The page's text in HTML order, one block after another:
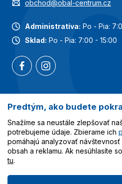
obchod@obal-centrum.cz
Administratíva: Po - Pia:
Sklad: Po - Pia: 7:00 - 15:00
Najobľúbenejšie kategórie
Služby
Všetko o nákupe
Predtým, ako budete
Snažíme sa neustále zlepšovať
potrebujeme údaje. Zbierame ich
pomáhajú analyzovať
obsah a reklamu. Ak nesúhlasíte
tu.